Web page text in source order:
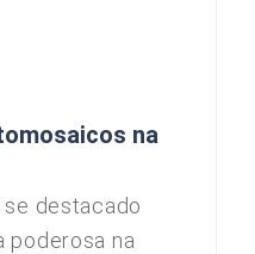
na
destacado
poderosa na